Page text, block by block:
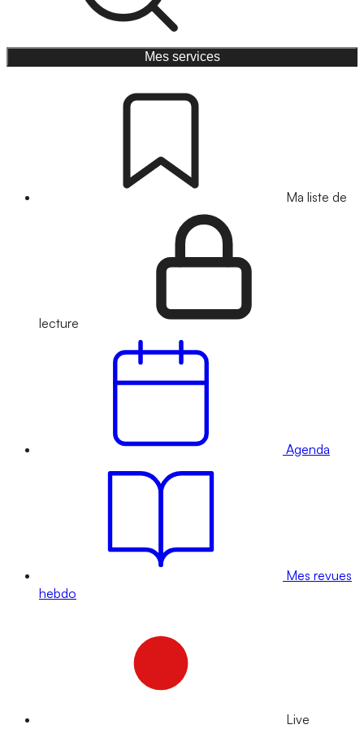
Mes services
Ma liste de
lecture
Agenda
Mes revues
hebdo
Live